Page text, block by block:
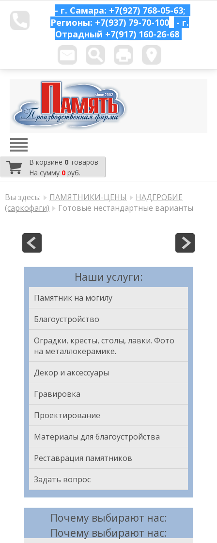
- г. Самара: +7(927) 768-05-63;
Регионы: +7(937) 79-70-100
- г.
Отрадный +7(917) 160-26-68
В корзине 0 товаров
На сумму 0 руб.
Вы здесь: ПАМЯТНИКИ-ЦЕНЫ
НАДГРОБИЕ
(саркофаги)
Готовые нестандартные варианты
Наши услуги:
Памятник на могилу
Благоустройство
Оградки, кресты, столы, лавки. Фото
на металлокерамике.
Декор и аксессуары
Гравировка
Проектирование
Материалы для благоустройства
Реставрация памятников
Задать вопрос
Почему выбирают нас:
Почему выбирают нас: